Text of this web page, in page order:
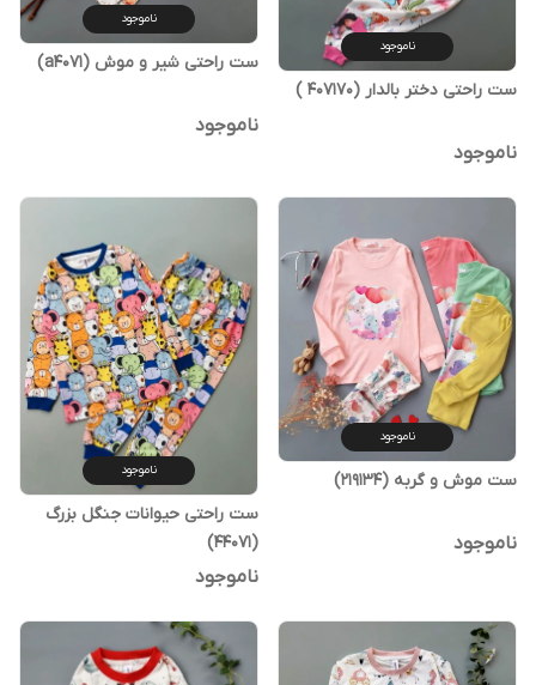
ناموجود
ست راحتی دختر بالدار (407170 )
ناموجود
ناموجود
ست راحتی شیر و موش (a4071)
ناموجود
ناموجود
ست موش و گربه (219134)
ناموجود
ناموجود
ست راحتی حیوانات جنگل بزرگ
(44071)
ناموجود